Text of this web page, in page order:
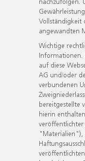
Vollständigkeit
angewandten
Wichtige
auf diese
AG und/oder
verbundenen
bereitgestellte
hierin
veröffentlichter
"Materialien"),